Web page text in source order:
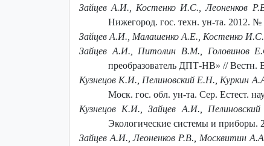
Зайцев А.И., Костенко И.С., Леоненков
Нижегород. гос. техн. ун-та. 2012. №
Зайцев А.И., Малашенко А.Е., Костенко И.С.
Зайцев А.И., Питолин В.М., Головинов
преобразователь ДПТ-НВ» // Вестн.
Кузнецов К.И., Пелиновский Е.Н., Куркин
Моск. гос. обл. ун-та. Сер. Естест.
Кузнецов К.И., Зайцев А.И.,
Экологические системы и приборы.
Зайцев А.И., Леоненков Р.В., Москвитин